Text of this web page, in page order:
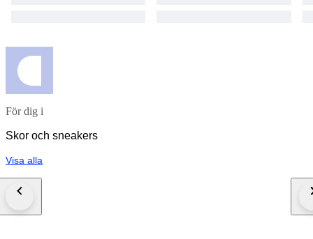
För dig i
Skor och sneakers
Visa alla